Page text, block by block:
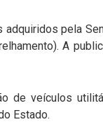
pela
A
de veículos
Estado.